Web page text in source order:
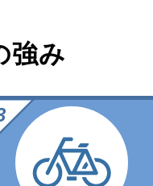
強み